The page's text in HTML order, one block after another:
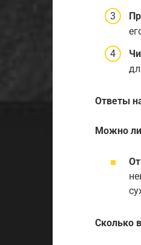
Ответы
Можно ли
Сколько